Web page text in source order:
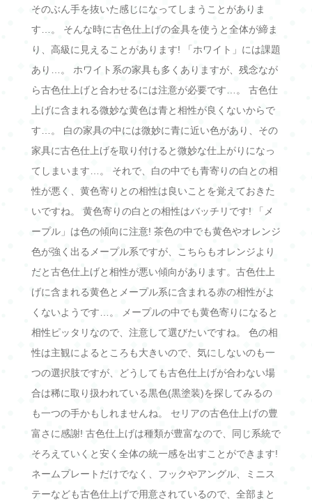
そのぶん手を抜いた感じになってしまうことがありま
す…。 そんな時に古色仕上げの金具を使うと全体が締ま
り、高級に見えることがあります! 「ホワイト」には課題
あり…。 ホワイト系の家具も多くありますが、残念なが
ら古色仕上げと合わせるには注意が必要です…。 古色仕
上げに含まれる微妙な黄色は青と相性が良くないからで
す…。 白の家具の中には微妙に青に近い色があり、その
家具に古色仕上げを取り付けると微妙な仕上がりになっ
てしまいます…。 それで、白の中でも青寄りの白との相
性が悪く、黄色寄りとの相性は良いことを覚えておきた
いですね。 黄色寄りの白との相性はバッチリです! 「メ
ープル」は色の傾向に注意! 茶色の中でも黄色やオレンジ
色が強く出るメープル系ですが、こちらもオレンジより
だと古色仕上げと相性が悪い傾向があります。古色仕上
げに含まれる黄色とメープル系に含まれる赤の相性がよ
くないようです…。 メープルの中でも黄色寄りになると
相性ピッタリなので、注意して選びたいですね。 色の相
性は主観によるところも大きいので、気にしないのも一
つの選択肢ですが、どうしても古色仕上げが合わない場
合は稀に取り扱われている黒色(黒塗装)を探してみるの
も一つの手かもしれませんね。 セリアの古色仕上げの豊
富さに感謝! 古色仕上げは種類が豊富なので、同じ系統で
そろえていくと安く全体の統一感を出すことができます!
ネームプレートだけでなく、フックやアングル、ミニス
テーなども古色仕上げで用意されているので、全部まと